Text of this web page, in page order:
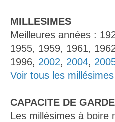
MILLESIMES
Meilleures années :
1955, 1959, 1961,
1996, 2002, 2004,
Voir tous les
CAPACITE DE GARDE
Les millésimes à boire